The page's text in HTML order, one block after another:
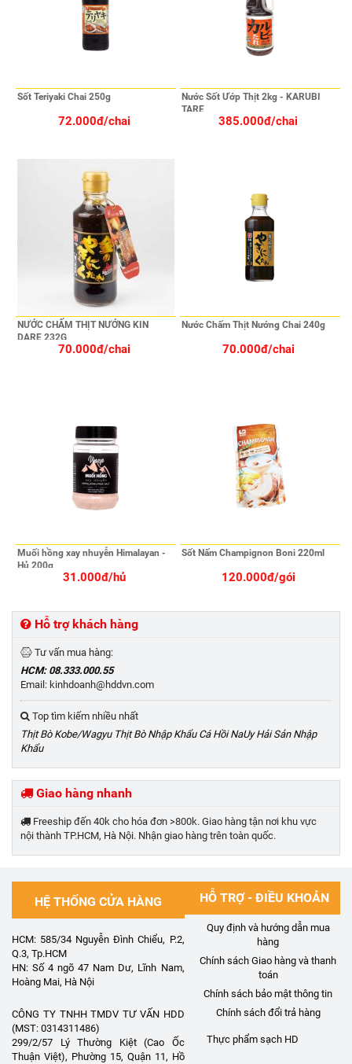
Sốt Teriyaki Chai 250g
72.000đ/chai
Nước Sốt Ướp Thịt 2kg - KARUBI
TARE
385.000đ/chai
NƯỚC CHẤM THỊT NƯỚNG KIN
DARE 232G
70.000đ/chai
Nước Chấm Thịt Nướng Chai 240g
70.000đ/chai
Muối hồng xay nhuyễn Himalayan -
Hủ 200g
31.000đ/hủ
Sốt Nấm Champignon Boni 220ml
120.000đ/gói
Hỗ trợ khách hàng
Tư vấn mua hàng:
HCM: 08.333.000.55
Email: kinhdoanh@hddvn.com
Top tìm kiếm nhiều nhất
Thịt Bò Kobe/Wagyu Thịt Bò Nhập Khẩu Cá Hồi NaUy Hải Sản Nhập
Khẩu
Giao hàng nhanh
Freeship đến 40k cho hóa đơn >800k. Giao hàng tận nơi khu vực
nội thành TP.HCM, Hà Nội. Nhận giao hàng trên toàn quốc.
HỆ THỐNG CỬA HÀNG
HCM: 585/34 Nguyễn Đình Chiểu, P.2,
Q.3, Tp.HCM
HN: Số 4 ngõ 47 Nam Dư, Lĩnh Nam,
Hoàng Mai, Hà Nội
CÔNG TY TNHH TMDV TƯ VẤN HDD
(MST: 0314311486)
299/2/57 Lý Thường Kiệt (Cao Ốc
Thuận Việt), Phường 15, Quận 11, Hồ
HỖ TRỢ - ĐIỀU KHOẢN
Quy định và hướng dẫn mua
hàng
Chính sách Giao hàng và thanh
toán
Chính sách bảo mật thông tin
Chính sách đổi trả hàng
Thực phẩm sạch HD